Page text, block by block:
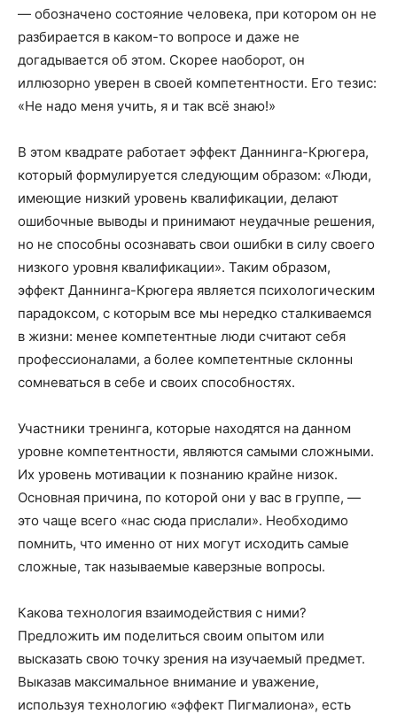
— обозначено состояние человека, при котором он не
разбирается в каком-то вопросе и даже не
догадывается об этом. Скорее наоборот, он
иллюзорно уверен в своей компетентности. Его тезис:
«Не надо меня учить, я и так всё знаю!»
В этом квадрате работает эффект Даннинга-Крюгера,
который формулируется следующим образом: «Люди,
имеющие низкий уровень квалификации, делают
ошибочные выводы и принимают неудачные решения,
но не способны осознавать свои ошибки в силу своего
низкого уровня квалификации». Таким образом,
эффект Даннинга-Крюгера является психологическим
парадоксом, с которым все мы нередко сталкиваемся
в жизни: менее компетентные люди считают себя
профессионалами, а более компетентные склонны
сомневаться в себе и своих способностях.
Участники тренинга, которые находятся на данном
уровне компетентности, являются самыми сложными.
Их уровень мотивации к познанию крайне низок.
Основная причина, по которой они у вас в группе, —
это чаще всего «нас сюда прислали». Необходимо
помнить, что именно от них могут исходить самые
сложные, так называемые каверзные вопросы.
Какова технология взаимодействия с ними?
Предложить им поделиться своим опытом или
высказать свою точку зрения на изучаемый предмет.
Выказав максимальное внимание и уважение,
используя технологию «эффект Пигмалиона», есть